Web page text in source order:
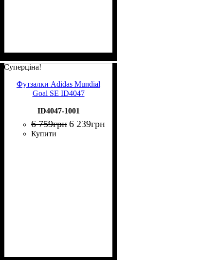
Суперціна!
Футзалки Adidas Mundial
Goal SE ID4047
ID4047-1001
6 759грн6 239грн
Купити